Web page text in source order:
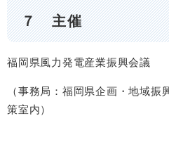
７ 主催
福岡県風力発電産業振興会議
（事務局：福岡県企画・地域
策室内）